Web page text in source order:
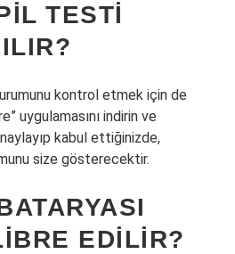
TESTI
kontrol etmek için de
uygulamasını indirin ve
kabul ettiğinizde,
size gösterecektir.
EDILIR?